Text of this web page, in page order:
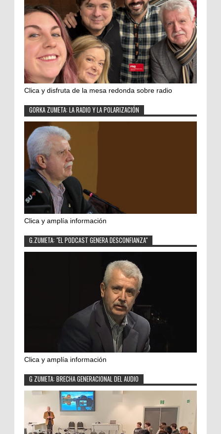
Clica y disfruta de la mesa redonda sobre radio
GORKA ZUMETA: LA RADIO Y LA POLARIZACIÓN
Clica y amplía información
G.ZUMETA: "EL PODCAST GENERA DESCONFIANZA"
Clica y amplía información
G ZUMETA: BRECHA GENERACIONAL DEL AUDIO